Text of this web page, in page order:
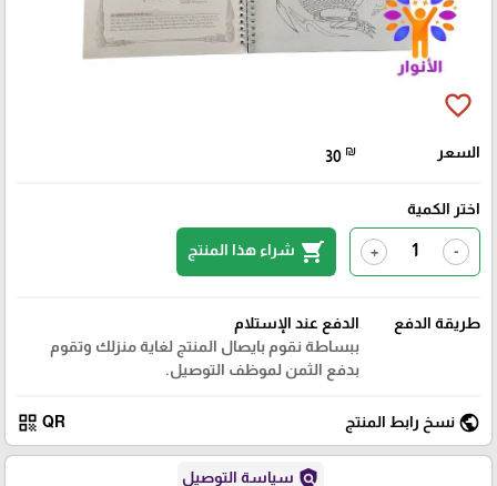
favorite_border
السعر 30 ₪
اختر الكمية
-
+
shopping_cart شراء هذا المنتج
طريقة الدفع
الدفع عند الإستلام
ببساطة نقوم بايصال المنتج لغاية منزلك وتقوم
بدفع الثمن لموظف التوصيل.
public نسخ رابط المنتج QR
qr_code
policy سياسة التوصيل